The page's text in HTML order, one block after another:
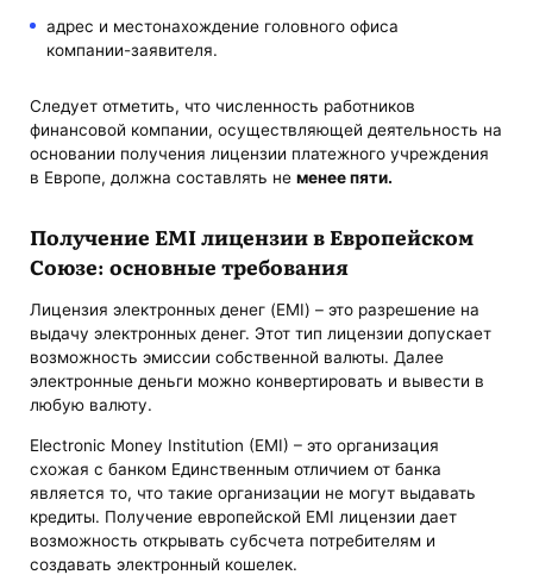
адрес и местонахождение головного офиса
компании-заявителя.
Следует отметить, что численность работников
финансовой компании, осуществляющей деятельность на
основании получения лицензии платежного учреждения
в Европе, должна составлять неменее пяти.
Получение EMI лицензии в Европейском
Союзе: основные требования
Лицензия электронных денег (EMI) – это разрешение на
выдачу электронных денег. Этот тип лицензии допускает
возможность эмиссии собственной валюты. Далее
электронные деньги можно конвертировать и вывести в
любую валюту.
Electronic Money Institution (EMI) – это организация
схожая с банком Единственным отличием от банка
является то, что такие организации не могут выдавать
кредиты. Получение европейской EMI лицензии дает
возможность открывать субсчета потребителям и
создавать электронный кошелек.